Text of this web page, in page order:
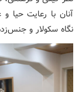
آنان با رعایت حیا
نگاه سکولار و